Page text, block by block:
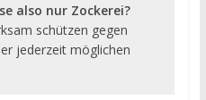
also nur Zockerei?
schützen gegen
jederzeit möglichen